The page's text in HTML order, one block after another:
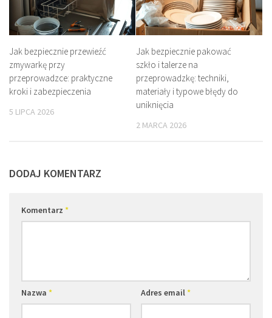
Jak bezpiecznie przewieźć
zmywarkę przy
przeprowadzce: praktyczne
kroki i zabezpieczenia
5 LIPCA 2026
Jak bezpiecznie pakować
szkło i talerze na
przeprowadzkę: techniki,
materiały i typowe błędy do
uniknięcia
2 MARCA 2026
DODAJ KOMENTARZ
Komentarz *
Nazwa * Adres email*